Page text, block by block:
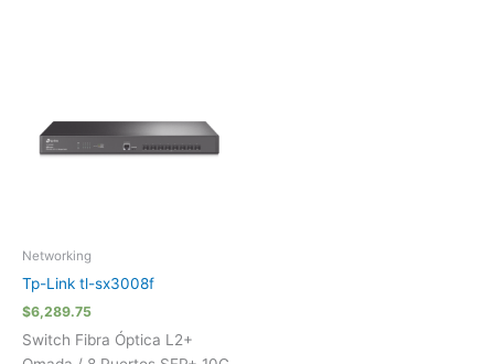
Networking
Tp-Link tl-sx3008f
$6,289.75
Switch Fibra Óptica L2+